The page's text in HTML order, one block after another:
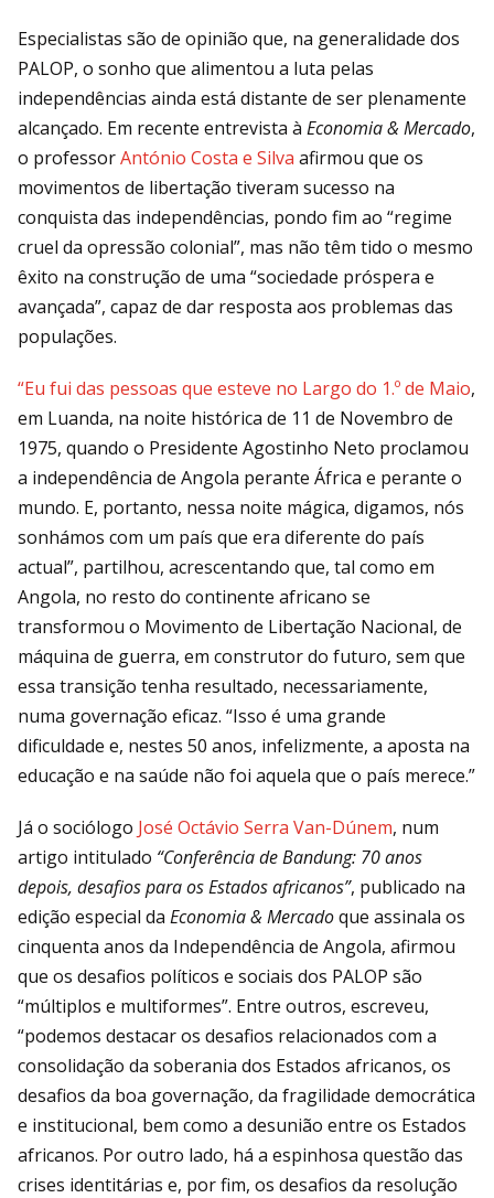
Especialistas são de opinião que, na generalidade dos
PALOP, o sonho que alimentou a luta pelas
independências ainda está distante de ser plenamente
alcançado. Em recente entrevista à Economia & Mercado,
o professorAntónio Costa e Silva afirmou que os
movimentos de libertação tiveram sucesso na
conquista das independências, pondo fim ao “regime
cruel da opressão colonial”, mas não têm tido o mesmo
êxito na construção de uma “sociedade próspera e
avançada”, capaz de dar resposta aos problemas das
populações.
“Eu fui das pessoas que esteve no Largo do 1.º de Maio,
em Luanda, na noite histórica de 11 de Novembro de
1975, quando o Presidente Agostinho Neto proclamou
a independência de Angola perante África e perante o
mundo. E, portanto, nessa noite mágica, digamos, nós
sonhámos com um país que era diferente do país
actual”, partilhou, acrescentando que, tal como em
Angola, no resto do continente africano se
transformou o Movimento de Libertação Nacional, de
máquina de guerra, em construtor do futuro, sem que
essa transição tenha resultado, necessariamente,
numa governação eficaz. “Isso é uma grande
dificuldade e, nestes 50 anos, infelizmente, a aposta na
educação e na saúde não foi aquela que o país merece.”
Já o sociólogo José Octávio Serra Van-Dúnem, num
artigo intitulado “Conferência de Bandung: 70 anos
depois, desafios para os Estados africanos”, publicado na
edição especial da Economia & Mercadoque assinala os
cinquenta anos da Independência de Angola, afirmou
que os desafios políticos e sociais dos PALOP são
“múltiplos e multiformes”. Entre outros, escreveu,
“podemos destacar os desafios relacionados com a
consolidação da soberania dos Estados africanos, os
desafios da boa governação, da fragilidade democrática
e institucional, bem como a desunião entre os Estados
africanos. Por outro lado, há a espinhosa questão das
crises identitárias e, por fim, os desafios da resolução